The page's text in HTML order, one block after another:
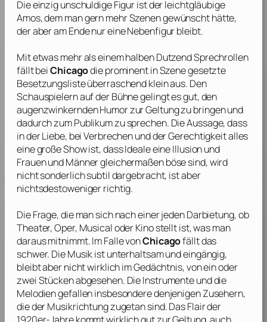
Die einzig unschuldige Figur ist der leichtgläubige
Amos, dem man gern mehr Szenen gewünscht hätte,
der aber am Ende nur eine Nebenfigur bleibt.
Mit etwas mehr als einem halben Dutzend Sprechrollen
fällt beiChicagodie prominent in Szene gesetzte
Besetzungsliste überraschend klein aus. Den
Schauspielern auf der Bühne gelingt es gut, den
augenzwinkernden Humor zur Geltung zu bringen und
dadurch zum Publikum zu sprechen. Die Aussage, dass
in der Liebe, bei Verbrechen und der Gerechtigkeit alles
eine große Show ist, dass Ideale eine Illusion und
Frauen und Männer gleichermaßen böse sind, wird
nicht sonderlich subtil dargebracht, ist aber
nichtsdestoweniger richtig.
Die Frage, die man sich nach einer jeden Darbietung, ob
Theater, Oper, Musical oder Kino stellt ist, was man
daraus mitnimmt. Im Falle vonChicagofällt das
schwer. Die Musik ist unterhaltsam und eingängig,
bleibt aber nicht wirklich im Gedächtnis, von ein oder
zwei Stücken abgesehen. Die Instrumente und die
Melodien gefallen insbesondere denjenigen Zusehern,
die der Musikrichtung zugetan sind. Das Flair der